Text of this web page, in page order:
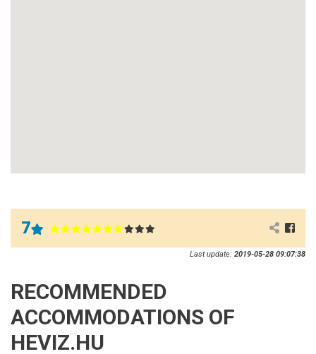
7
Last update: 2019-05-28 09:07:38
RECOMMENDED
ACCOMMODATIONS OF
HEVIZ.HU